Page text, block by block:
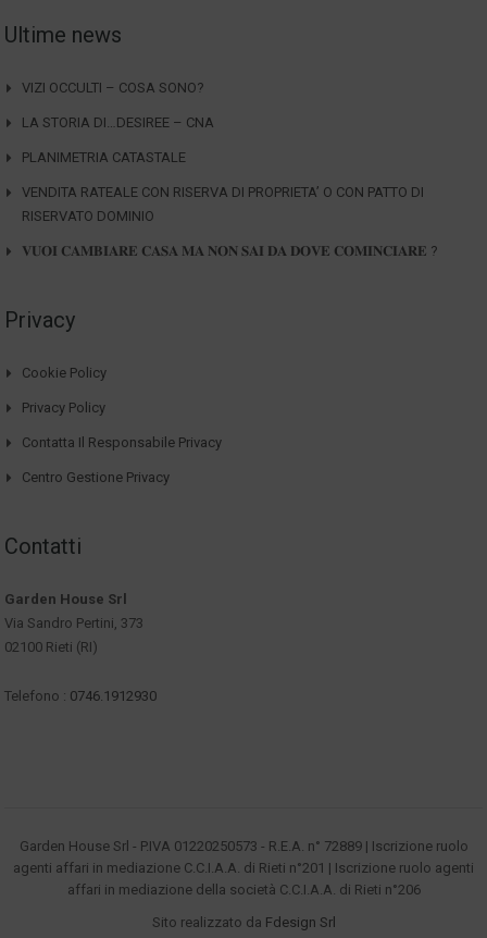
Ultime news
VIZI OCCULTI – COSA SONO?
LA STORIA DI…DESIREE – CNA
PLANIMETRIA CATASTALE
VENDITA RATEALE CON RISERVA DI PROPRIETA’ O CON PATTO DI
RISERVATO DOMINIO
𝐕𝐔𝐎𝐈 𝐂𝐀𝐌𝐁𝐈𝐀𝐑𝐄 𝐂𝐀𝐒𝐀 𝐌𝐀 𝐍𝐎𝐍 𝐒𝐀𝐈 𝐃𝐀 𝐃𝐎𝐕𝐄 𝐂𝐎𝐌𝐈𝐍𝐂𝐈𝐀𝐑𝐄 ?
Privacy
Cookie Policy
Privacy Policy
Contatta Il Responsabile Privacy
Centro Gestione Privacy
Contatti
Garden House Srl
Via Sandro Pertini, 373
02100 Rieti (RI)
Telefono : 0746.1912930
Garden House Srl - P.IVA 01220250573 - R.E.A. n° 72889 | Iscrizione ruolo
agenti affari in mediazione C.C.I.A.A. di Rieti n°201 | Iscrizione ruolo agenti
affari in mediazione della società C.C.I.A.A. di Rieti n°206
Sito realizzato da Fdesign Srl